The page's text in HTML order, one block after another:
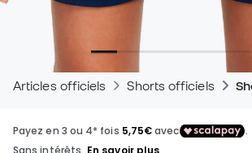
Articles officiels Shorts officiels